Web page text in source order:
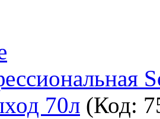
70л (Код: